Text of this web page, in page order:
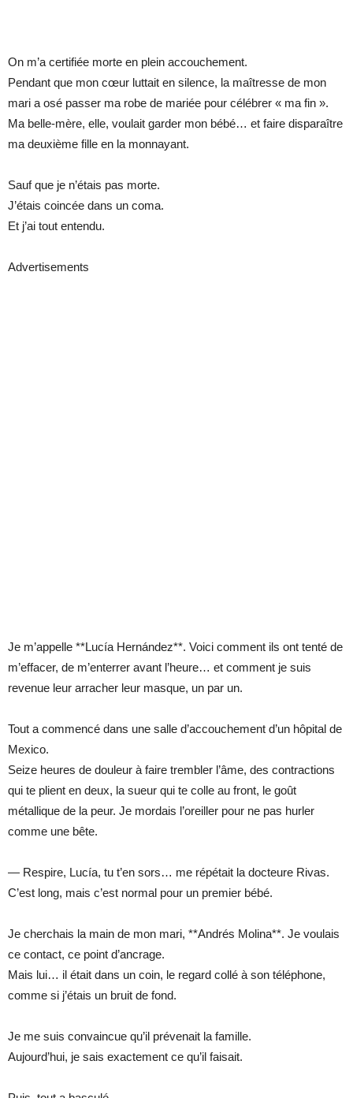
On m’a certifiée morte en plein accouchement.
Pendant que mon cœur luttait en silence, la maîtresse de mon
mari a osé passer ma robe de mariée pour célébrer « ma fin ».
Ma belle-mère, elle, voulait garder mon bébé… et faire disparaître
ma deuxième fille en la monnayant.
Sauf que je n’étais pas morte.
J’étais coincée dans un coma.
Et j’ai tout entendu.
Advertisements
Je m’appelle **Lucía Hernández**. Voici comment ils ont tenté de
m’effacer, de m’enterrer avant l’heure… et comment je suis
revenue leur arracher leur masque, un par un.
Tout a commencé dans une salle d’accouchement d’un hôpital de
Mexico.
Seize heures de douleur à faire trembler l’âme, des contractions
qui te plient en deux, la sueur qui te colle au front, le goût
métallique de la peur. Je mordais l’oreiller pour ne pas hurler
comme une bête.
— Respire, Lucía, tu t’en sors… me répétait la docteure Rivas.
C’est long, mais c’est normal pour un premier bébé.
Je cherchais la main de mon mari, **Andrés Molina**. Je voulais
ce contact, ce point d’ancrage.
Mais lui… il était dans un coin, le regard collé à son téléphone,
comme si j’étais un bruit de fond.
Je me suis convaincue qu’il prévenait la famille.
Aujourd’hui, je sais exactement ce qu’il faisait.